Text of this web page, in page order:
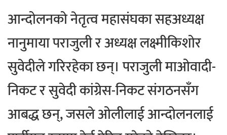
आन्दोलनको नेतृत्व महासंघका सहअध्यक्ष
नानुमाया पराजुली र अध्यक्ष लक्ष्मीकिशोर
सुवेदीले गरिरहेका छन्। पराजुली माओवादी-
निकट र सुवेदी कांग्रेस-निकट संगठनसँग
आबद्ध छन्, जसले ओलीलाई आन्दोलनलाई